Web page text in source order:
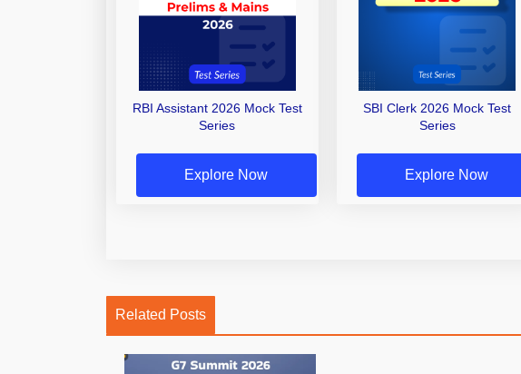
RBI Assistant 2026 Mock Test
Series
Explore Now
SBI Clerk 2026 Mock Test
Series
Explore Now
Related Posts